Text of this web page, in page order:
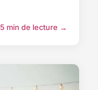
5 min de lecture →